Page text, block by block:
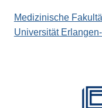
Medizinische
Universität